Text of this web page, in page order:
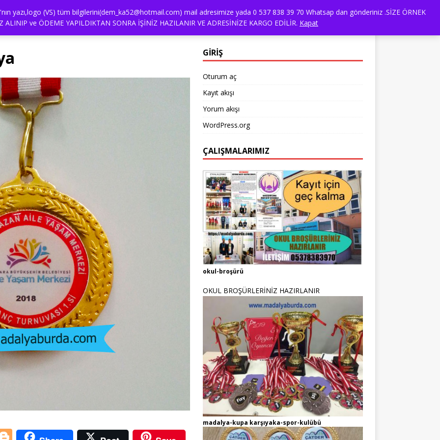
yazı,logo (VS) tüm bilgilerini(dem_ka52@hotmail.com) mail adresimize yada 0 537 838 39 70 Whatsap dan gönderiniz .SİZE ÖRNEK
ALINIP ve ÖDEME YAPILDIKTAN SONRA İŞİNİZ HAZILANIR VE ADRESİNİZE KARGO EDİLİR. Kapat
NASIL SIPARIŞ VEREBILIRIM? ÖDEME REFERANSLARIMIZ TÜM ÜRÜNLER
GİRİŞ
Oturum aç
Kayıt akışı
Yorum akışı
WordPress.org
ÇALIŞMALARIMIZ
okul-broşürü
OKUL BROŞÜRLERİNİZ HAZIRLANIR
madalya-kupa karşıyaka-spor-kulübü